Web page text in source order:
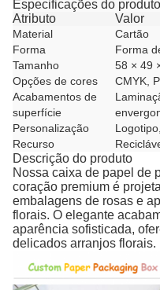
Especificações do produto
Atributo
Valor
Material
Cartão
Forma
Forma
Tamanho
58 × 49
Opções de cores
CMYK,
Acabamentos de
superfície
Personalização
Recurso
Descrição do produto
Nossa caixa de papel de
coração premium é
embalagens de rosas e
florais. O elegante
aparência sofisticada,
delicados arranjos florais.